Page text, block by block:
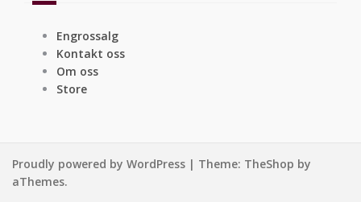
Engrossalg
Kontakt oss
Om oss
Store
Proudly powered by WordPress | Theme: TheShop by
aThemes.